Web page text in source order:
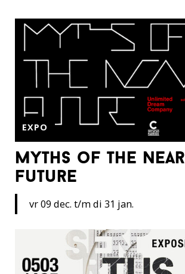
myths of the near
future
EXPO
vr 09 dec. t/m di 31 jan.